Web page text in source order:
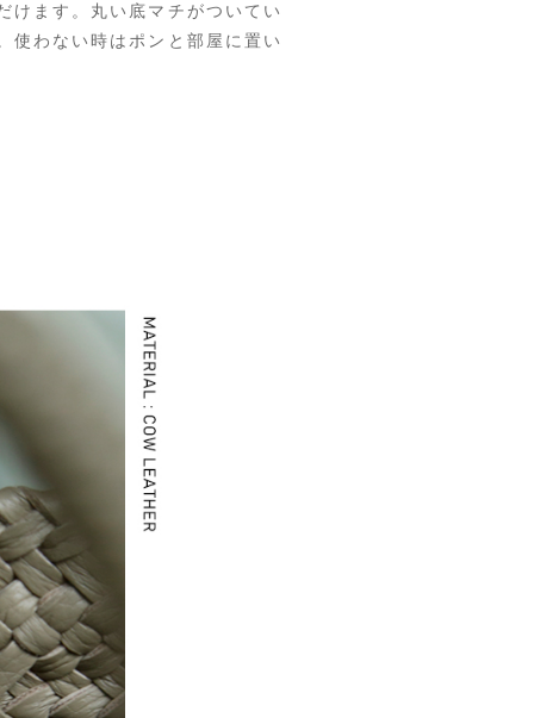
けます。丸い底マチがついてい
使わない時はポンと部屋に置い